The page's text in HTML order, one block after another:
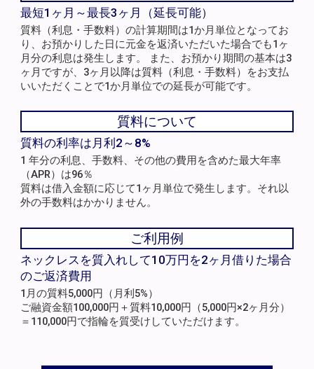
最短1ヶ月～最長3ヶ月（延長可能）
質料（利息・手数料）の計算期間は1か月単位となってお
り、お預かりした日に元金を返済いただいた場合でも1ヶ
月分の利息は発生します。 また、お預かり期間の基本は3
ヶ月ですが、3ヶ月以降は質料（利息・手数料）をお支払
いいただくことで1か月単位での延長が可能です。
質料について
質料の利率は月利2～8%
1 年分の利息、手数料、その他の費用を含めた最大年率
（APR）は96％
質料は借入金額に応じて1ヶ月単位で発生します。それ以
外の手数料はかかりません。
ご利用例
ネックレスを質入れして10万円を2ヶ月借りた場合
のご返済費用
1月の質料5,000円（月利5%）
ご融資金額100,000円＋質料10,000円（5,000円×2ヶ月分）
＝110,000円で指輪を質受けしていただけます。